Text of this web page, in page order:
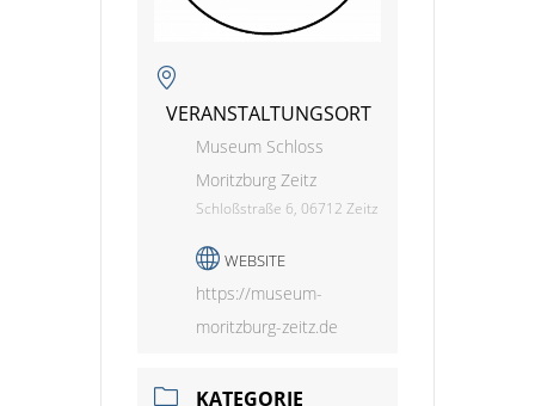
VERANSTALTUNGSORT
Museum Schloss
Moritzburg Zeitz
Schloßstraße 6, 06712 Zeitz
WEBSITE
https://museum-
moritzburg-zeitz.de
KATEGORIE